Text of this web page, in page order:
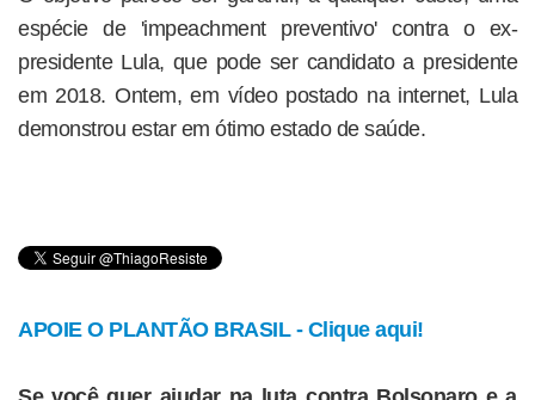
espécie de 'impeachment preventivo' contra o ex-
presidente Lula, que pode ser candidato a presidente
em 2018. Ontem, em vídeo postado na internet, Lula
demonstrou estar em ótimo estado de saúde.
APOIE O PLANTÃO BRASIL - Clique aqui!